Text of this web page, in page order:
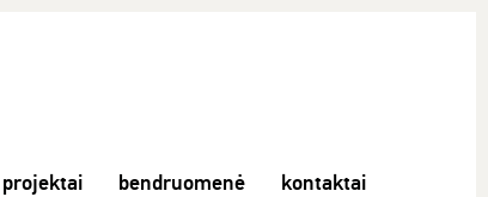
projektai bendruomenė kontaktai